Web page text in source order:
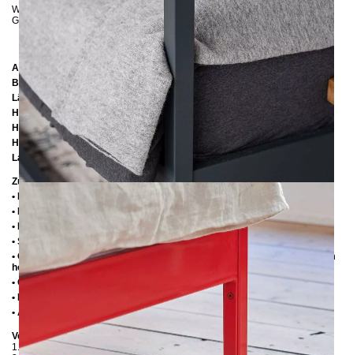
Wenn Sie sich bezüglich der Farbe unsicher sind, können Siehierbis zu 5
Gratis-Farbproben anfordern :-)
Abmessungen
Breite:
126 cm
Länge:
206 cm
Höhe:200 cm / 216 cm / 226 cm
Höhe bis zur Rahmenunterkante:
Höhe bis zur Rahmenoberkante:
Lattenrostabsenkung:10 cm oder 14 cm
Zusätzliche Informationen
• Handmade
• Metall: Pulverbeschichtet
• Fußstopfen aus Kunststoff
• Seitenablagen für Lattenrost 2,8 cm
• Ohne Lattenrost (wir empfehlen bei Einlegetiefe von 10 cm max. 6-7 cm
hohe Lattenroste, damit die Matratze 3-4 cm in den Rahmen einsinkt)
• Ohne Matratze
• Lieferzustand: Zerlegt
• Andere RAL-Farben auf Anfrage möglich
Verpackungsdetails
1. Karton: 2100x180x130 mm, ≈ 20 kg